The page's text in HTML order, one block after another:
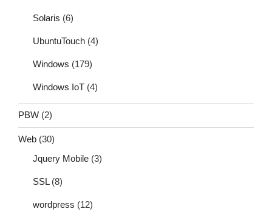
Solaris (6)
UbuntuTouch (4)
Windows (179)
Windows IoT (4)
PBW (2)
Web (30)
Jquery Mobile (3)
SSL(8)
wordpress (12)